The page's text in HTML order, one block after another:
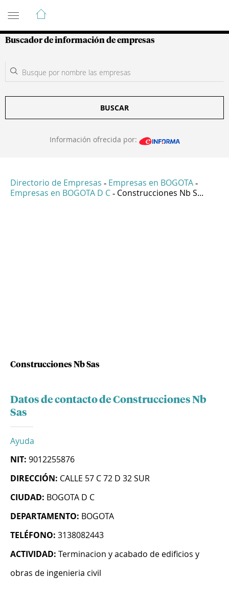
Guía de Empresas Colombianas
Buscador de información de empresas
BUSCAR
Información ofrecida por:
Directorio de Empresas - Empresas en BOGOTA -
Empresas en BOGOTA D C - Construcciones Nb S...
Construcciones Nb Sas
Datos de contacto de Construcciones Nb
Sas
Ayuda
NIT: 9012255876
DIRECCIÓN: CALLE 57 C 72 D 32 SUR
CIUDAD: BOGOTA D C
DEPARTAMENTO: BOGOTA
TELÉFONO: 3138082443
ACTIVIDAD: Terminacion y acabado de edificios y
obras de ingenieria civil